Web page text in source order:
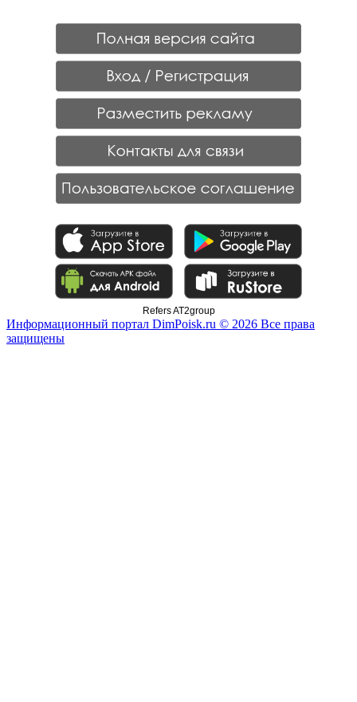
Refers AT2group
Информационный портал DimPoisk.ru © 2026 Все права
защищены